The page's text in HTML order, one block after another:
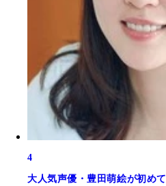
4
大人気声優・豊田萌絵が初め